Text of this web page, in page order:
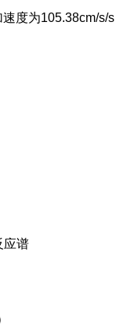
度为105.38cm/s/
应谱